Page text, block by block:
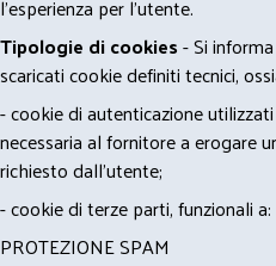
l'esperienza per l'utente.
Tipologie di cookies- Si
scaricati cookie definiti tecnici,
- cookie di autenticazione
necessaria al fornitore a erogare
richiesto dall'utente;
- cookie di terze parti, funzionali a:
PROTEZIONE SPAM